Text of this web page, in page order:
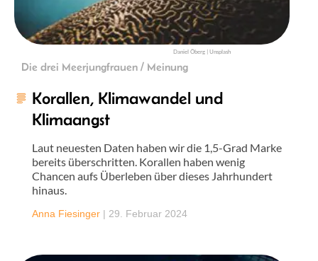
Daniel Öberg | Unsplash
Die drei Meerjungfrauen / Meinung
Korallen, Klimawandel und
Klimaangst
Laut neuesten Daten haben wir die 1,5-Grad Marke
bereits überschritten. Korallen haben wenig
Chancen aufs Überleben über dieses Jahrhundert
hinaus.
Anna Fiesinger | 29. Februar 2024